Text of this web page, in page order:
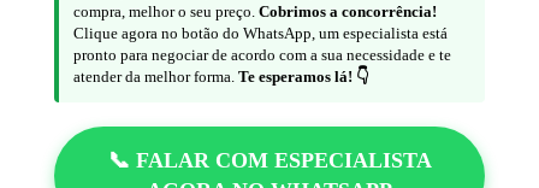
compra, melhor o seu preço. Cobrimos a concorrência!
Clique agora no botão do WhatsApp, um especialista está
pronto para negociar de acordo com a sua necessidade e te
atender da melhor forma. Te esperamos lá! 👇
📞 FALAR COM ESPECIALISTA